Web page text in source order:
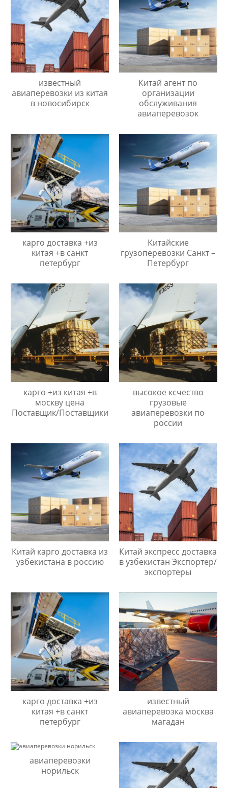
известный
авиаперевозки из китая
в новосибирск
Китай агент по
организации
обслуживания
авиаперевозок
карго доставка +из
китая +в санкт
петербург
Китайские
грузоперевозки Санкт –
Петербург
карго +из китая +в
москву цена
Поставщик/Поставщики
высокое ксчество
грузовые
авиаперевозки по
россии
Китай карго доставка из
узбекистана в россию
Китай экспресс доставка
в узбекистан Экспортер/
экспортеры
карго доставка +из
китая +в санкт
петербург
известный
авиаперевозка москва
магадан
авиаперевозки
норильск